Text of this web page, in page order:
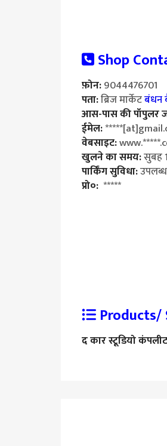
Shop
फ़ोन:9044476701
पता:ब्रिज मार्केटबंधन
आस-पास की पॉपुलर
ईमेल:
वेबसाइट:
खुलने का समय:सुबह
पार्किंग सुविधा:उपलब्ध
प्रो०: *****
Products/
द कार स्टूडियो